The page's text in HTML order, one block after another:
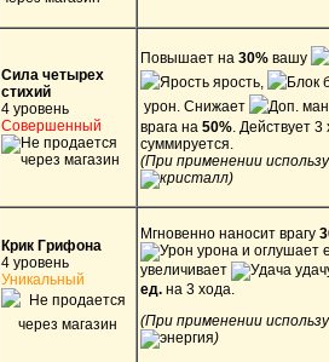
Сила четырех
стихий
4 уровень
Совершенный
Повышает на 30% вашу
ярость,
урон. Снижает
врага на 50% . Действует
суммируется.
(При применении
)
Крик Грифона
4 уровень
Уникальный
Мгновенно наносит врагу
урона и оглушает
увеличивает
ед. на 3 хода.
(При применении
)